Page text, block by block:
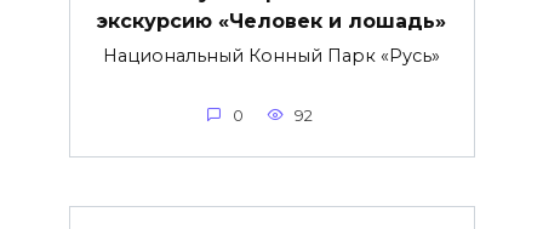
экскурсию «Человек и лошадь»
Национальный Конный Парк «Русь»
0 92